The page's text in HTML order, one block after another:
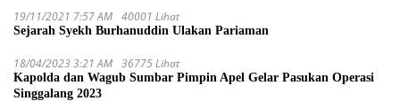
19/11/2021 7:57 AM 40001 Lihat
Sejarah Syekh Burhanuddin Ulakan Pariaman
18/04/2023 3:21 AM 36775 Lihat
Kapolda dan Wagub Sumbar Pimpin Apel Gelar Pasukan Operasi
Singgalang 2023